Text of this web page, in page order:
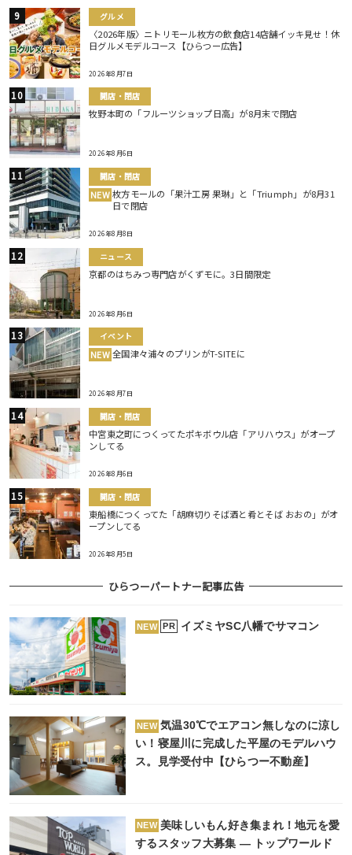
グルメ
〈2026年版〉ニトリモール枚方の飲食店14店舗イッキ見せ！休
日グルメモデルコース【ひらつー広告】
2026年8月7日
開店・閉店
牧野本町の「フルーツショップ日高」が8月末で閉店
2026年8月6日
開店・閉店
NEW 枚方モールの「果汁工房 果琳」と「Triumph」が8月31
日で閉店
2026年8月8日
ニュース
京都のはちみつ専門店がくずモに。3日間限定
2026年8月6日
イベント
NEW 全国津々浦々のプリンがT-SITEに
2026年8月7日
開店・閉店
中宮東之町につくってたポキボウル店「アリハウス」がオープ
ンしてる
2026年8月6日
開店・閉店
東船橋につくってた「胡麻切りそば酒と肴とそば おおの」がオ
ープンしてる
2026年8月5日
ひらつーパートナー記事広告
NEW PR イズミヤSC八幡でサマコン
NEW 気温30℃でエアコン無しなのに涼し
い！寝屋川に完成した平屋のモデルハウ
ス。見学受付中【ひらつー不動産】
NEW 美味しいもん好き集まれ！地元を愛
するスタッフ大募集 ― トップワールド